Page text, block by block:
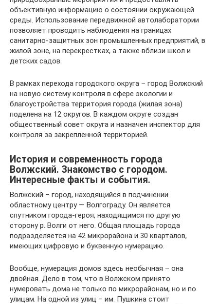
объективную информацию о состоянии окружающей
среды. Использование передвижной автолаборатории
позволяет проводить наблюдения на границах
санитарно-защитных зон промышленных предприятий, в
жилой зоне, на перекрестках, а также вблизи школ и
детских садов.
В рамках перехода городского округа – город Волжский
на новую систему контроля в сфере экологии и
благоустройства территория города (жилая зона)
поделена на 12 округов. В каждом округе создан
общественный совет округа и назначен инспектор для
контроля за закрепленной территорией.
История и современность города
Волжский. Знакомство с городом.
Интересные факты и события.
Волжский – город, находящийся в подчинении
областному центру — Волгограду. Он является
спутником города-героя, находящимся по другую
сторону р. Волги от него. Общая площадь города
подразделяется на 42 микрорайона и 30 кварталов,
имеющих цифровую и буквенную нумерацию.
Вообще, нумерация домов здесь необычная – она
двойная. Дело в том, что в Волжском принято
нумеровать дома не только по микрорайонам, но и по
улицам. На одной из улиц – им. Пушкина стоит